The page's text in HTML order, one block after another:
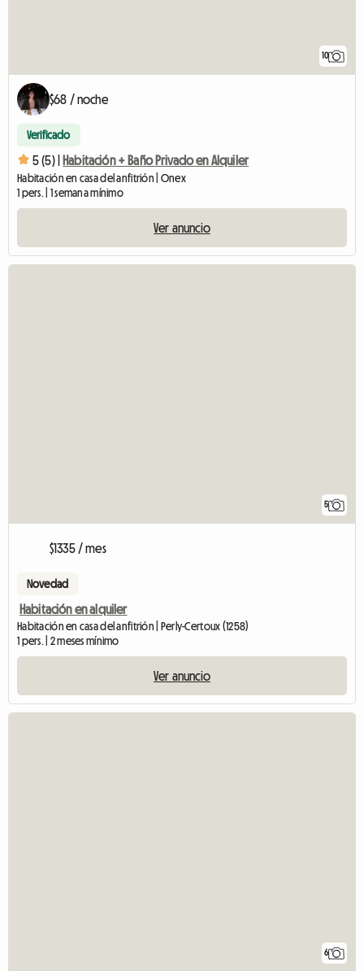
10
$68 / noche
Verificado
5 (5) | Habitación + Baño Privado en Alquiler
Habitación en casa del anfitrión | Onex
1 pers. | 1 semana mínimo
Ver anuncio
5
$1335 / mes
Novedad
Habitación en alquiler
Habitación en casa del anfitrión | Perly-Certoux (1258)
1 pers. | 2 meses mínimo
Ver anuncio
6